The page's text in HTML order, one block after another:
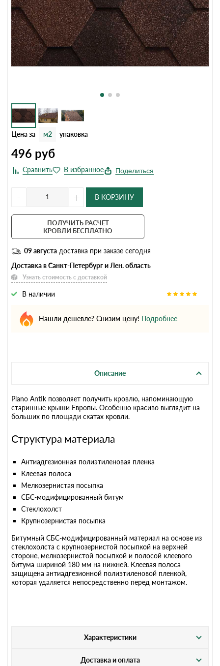
Цена за м2 упаковка
496 руб
Поделиться
- + В КОРЗИНУ
ПОЛУЧИТЬ РАСЧЕТ
КРОВЛИ БЕСПЛАТНО
09 августа доставка при заказе сегодня
Доставка в Санкт-Петербург и Лен. область
Узнать стоимость с доставкой
В наличии
Нашли дешевле? Снизим цену! Подробнее
Описание
Plano Antik позволяет получить кровлю, напоминающую
старинные крыши Европы. Особенно красиво выглядит на
больших по площади скатах кровли.
Структура материала
Антиадгезионная полиэтиленовая пленка
Клеевая полоса
Мелкозернистая посыпка
СБС-модифицированный битум
Стеклохолст
Крупнозернистая посыпка
Битумный СБС-модифицированный материал на основе из
стеклохолста с крупнозернистой посыпкой на верхней
стороне, мелкозернистой посыпкой и полосой клеевого
битума шириной 180 мм на нижней. Клеевая полоса
защищена антиадгезионной полиэтиленовой пленкой,
которая удаляется непосредственно перед монтажом.
Характеристики
Доставка и оплата